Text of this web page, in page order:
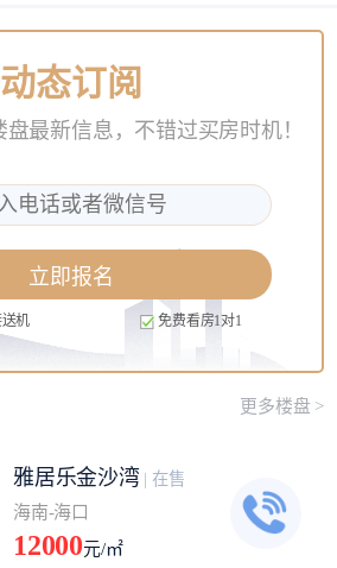
动态订阅
最新信息，不错过买房时机！
立即报名
机 免费看房1对1
更多楼盘 >
雅居乐金沙湾 | 在售
海南-海口
12000元/㎡